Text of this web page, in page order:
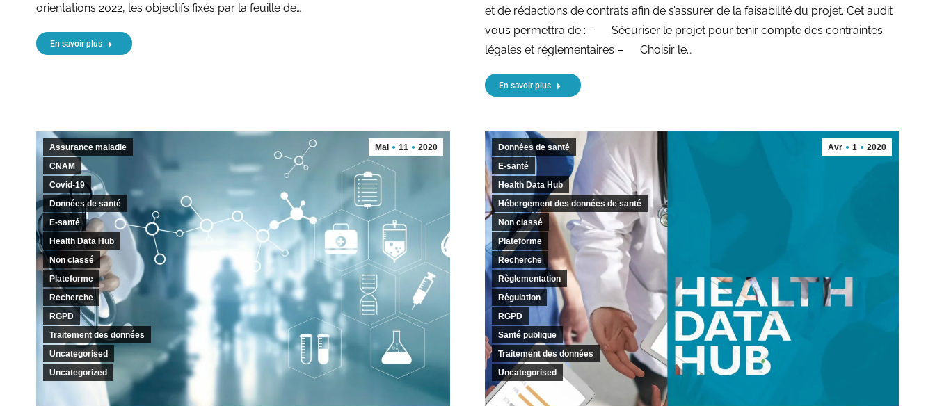
orientations 2022, les objectifs fixés par la feuille de…
En savoir plus
et de rédactions de contrats afin de s’assurer de la faisabilité du projet. Cet audit
vous permettra de : – Sécuriser le projet pour tenir compte des contraintes
légales et réglementaires – Choisir le…
En savoir plus
Mai 11 2020
Assurance maladie
CNAM
Covid-19
Données de santé
E-santé
Health Data Hub
Non classé
Plateforme
Recherche
RGPD
Traitement des données
Uncategorised
Uncategorized
Avr 1 2020
Données de santé
E-santé
Health Data Hub
Hébergement des données de santé
Non classé
Plateforme
Recherche
Règlementation
Régulation
RGPD
Santé publique
Traitement des données
Uncategorised